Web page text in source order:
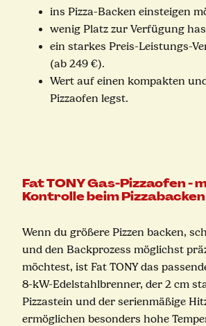
ins Pizza-Backen einsteigen
wenig Platz zur Verfügung
ein starkes Preis-Leistungs-
(ab 249 €).
Wert auf einen kompakten
Pizzaofen legst.
Fat TONY Gas-Pizzaofen -
Kontrolle beim Pizzabacken
Wenn du größere Pizzen backen,
und den Backprozess möglichst
möchtest, ist Fat TONY das
8-kW-Edelstahlbrenner, der 2 cm
Pizzastein und der serienmäßige
ermöglichen besonders hohe